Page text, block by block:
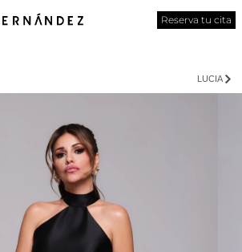
Reserva tu cita
LUCIA